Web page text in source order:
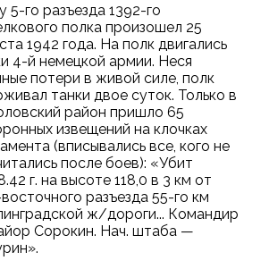
5-го разъезда 1392-го
полка произошел 25
1942 года. На полк двигались
4-й немецкой армии. Неся
потери в живой силе, полк
танки двое суток. Только в
район пришло 65
извещений на клочках
(вписывались все, кого не
после боев): «Убит
г. на высоте 118,0 в 3 км от
разъезда 55-го км
ж/дороги... Командир
Сорокин. Нач. штаба —